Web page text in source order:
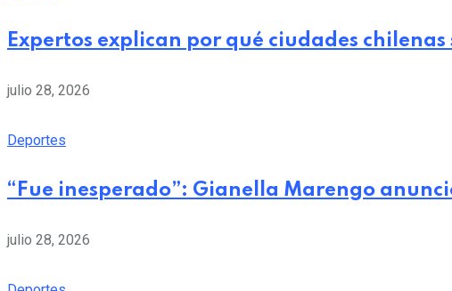
Expertos explican por qué ciudades
julio 28, 2026
Deportes
“Fue inesperado”: Gianella Marengo
julio 28, 2026